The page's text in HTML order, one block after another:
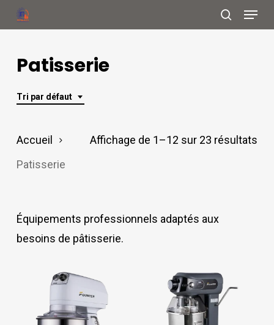
Skip
to
content
search
Menu
Patisserie
Tri par défaut
Affichage de 1–12 sur 23 résultats
Accueil
Patisserie
Équipements professionnels adaptés aux
besoins de pâtisserie.